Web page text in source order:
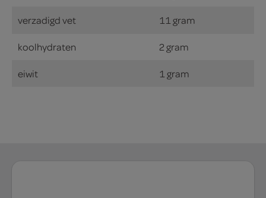
verzadigd vet 11 gram
koolhydraten 2 gram
eiwit 1 gram